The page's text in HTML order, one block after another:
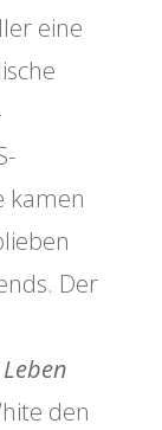
eine
kamen
Der
Leben
den